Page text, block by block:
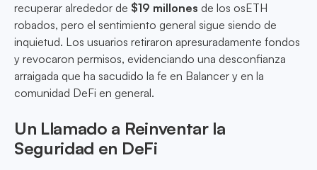
recuperar alrededor de $19 millones de los osETH
robados, pero el sentimiento general sigue siendo de
inquietud. Los usuarios retiraron apresuradamente fondos
y revocaron permisos, evidenciando una desconfianza
arraigada que ha sacudido la fe en Balancer y en la
comunidad DeFi en general.
Un Llamado a Reinventar la
Seguridad en DeFi